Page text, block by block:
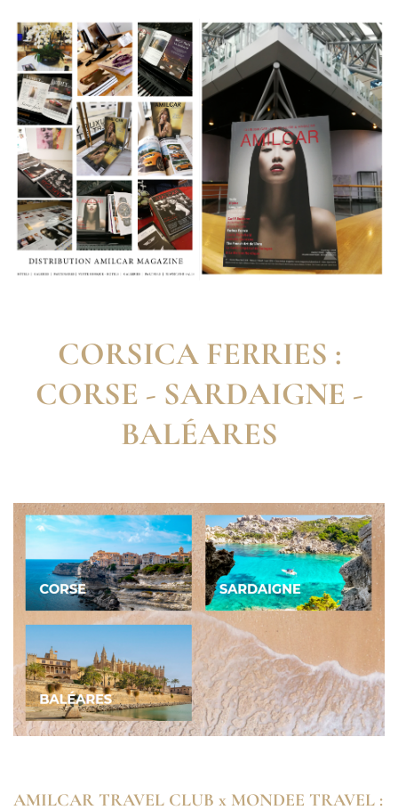
CORSICA FERRIES :
CORSE - SARDAIGNE -
BALÉARES
AMILCAR TRAVEL CLUB x MONDEE TRAVEL :